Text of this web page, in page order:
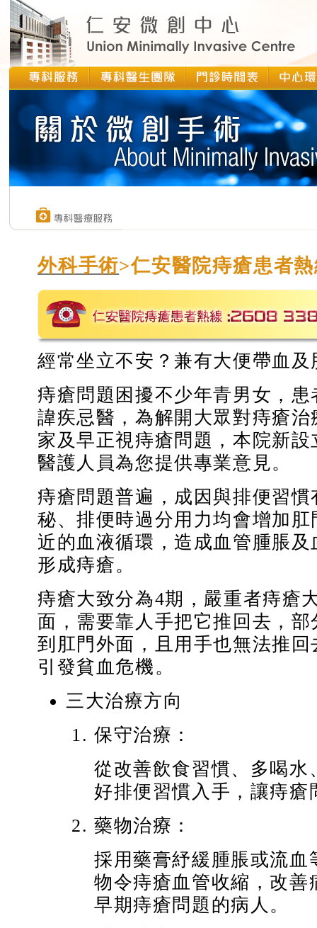
外科手術>仁安醫院痔瘡患者
經常坐立不安？兼有大便帶血
痔瘡問題困擾不少年青男女，
諱疾忌醫，為解開大眾對痔瘡
家及早正視痔瘡問題，本院新
醫護人員為您提供專業意見。
痔瘡問題普遍，成因與排便習
秘、排便時過分用力均會增加
近的血液循環，造成血管腫脹
形成痔瘡。
痔瘡大致分為4期，嚴重者痔瘡
面，需要靠人手把它推回去，
到肛門外面，且用手也無法推
引發貧血危機。
三大治療方向
保守治療：
從改善飲食習慣、多喝水
好排便習慣入手，讓痔瘡
藥物治療：
採用藥膏紓緩腫脹或流血
物令痔瘡血管收縮，改善
早期痔瘡問題的病人。